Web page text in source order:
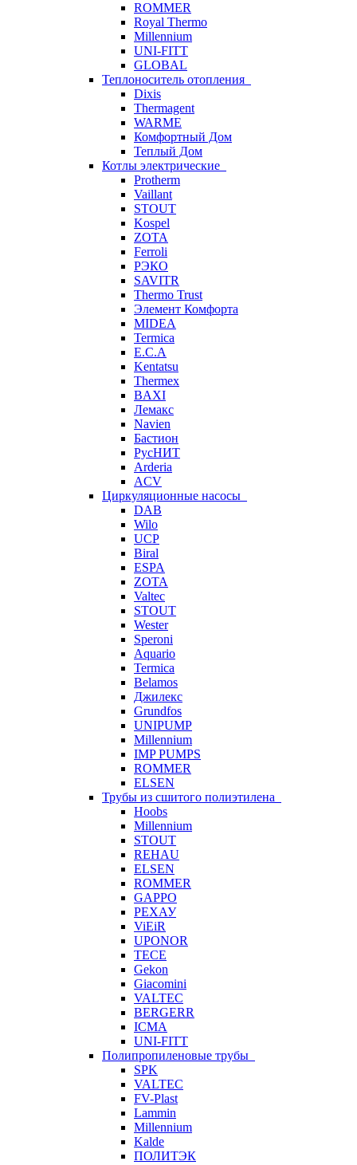
ROMMER
Royal Thermo
Millennium
UNI-FITT
GLOBAL
Теплоноситель отопления
Dixis
Thermagent
WARME
Комфортный Дом
Теплый Дом
Котлы электрические
Protherm
Vaillant
STOUT
Kospel
ZOTA
Ferroli
РЭКО
SAVITR
Thermo Trust
Элемент Комфорта
MIDEA
Termica
E.C.A
Kentatsu
Thermex
BAXI
Лемакс
Navien
Бастион
РусНИТ
Arderia
ACV
Циркуляционные насосы
DAB
Wilo
UCP
Biral
ESPA
ZOTA
Valtec
STOUT
Wester
Speroni
Aquario
Termica
Belamos
Джилекс
Grundfos
UNIPUMP
Millennium
IMP PUMPS
ROMMER
ELSEN
Трубы из сшитого полиэтилена
Hoobs
Millennium
STOUT
REHAU
ELSEN
ROMMER
GAPPO
РЕХАУ
ViEiR
UPONOR
TECE
Gekon
Giacomini
VALTEC
BERGERR
ICMA
UNI-FITT
Полипропиленовые трубы
SPK
VALTEC
FV-Plast
Lammin
Millennium
Kalde
ПОЛИТЭК